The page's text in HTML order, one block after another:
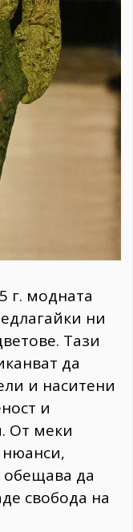
г. модната
ни
Тази
да
и наситени
и
От меки
обещава да
свобода на